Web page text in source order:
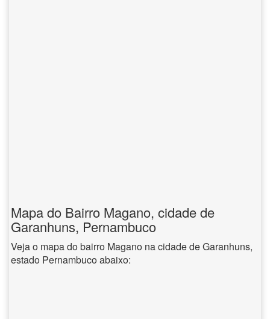
Mapa do Bairro Magano, cidade de
Garanhuns, Pernambuco
Veja o mapa do bairro Magano na cidade de Garanhuns,
estado Pernambuco abaixo: